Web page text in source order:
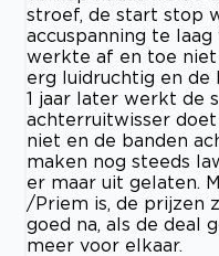
stroef, de start stop
accuspanning te
werkte af en toe niet
erg luidruchtig en de
1 jaar later werkt de
achterruitwisser
niet en de banden
maken nog steeds
er maar uit gelaten.
/Priem is, de prijzen
goed na, als de deal
meer voor elkaar.